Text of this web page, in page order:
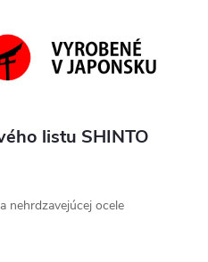
listu SHINTO
nehrdzavejúcej ocele